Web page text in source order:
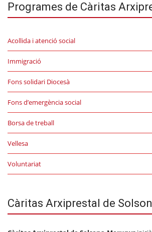
Programes de Càritas
Acollida i atenció social
Immigració
Fons solidari Diocesà
Fons d’emergència social
Borsa de treball
Vellesa
Voluntariat
Càritas Arxiprestal de